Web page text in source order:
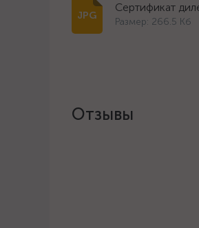
Сертификат
Размер: 266.5 Кб
Отзывы